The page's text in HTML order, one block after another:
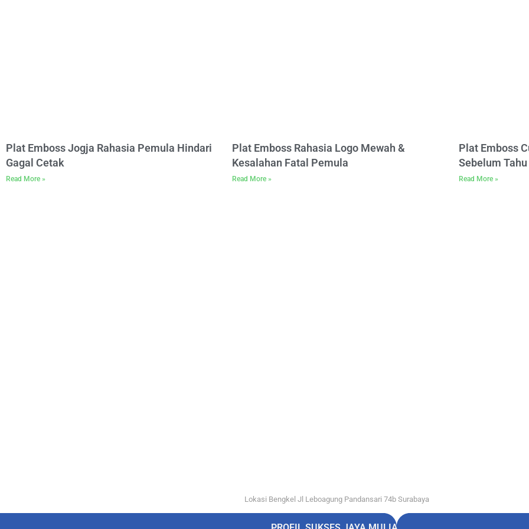
Plat Emboss Jogja Rahasia Pemula Hindari
Gagal Cetak
Read More »
Plat Emboss Rahasia Logo Mewah &
Kesalahan Fatal Pemula
Read More »
Plat Emboss
Sebelum
Read More »
Lokasi Bengkel Jl Leboagung Pandansari 74b Surabaya